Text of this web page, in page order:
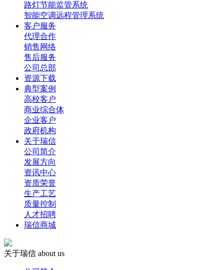
路灯节能监管系统
智能空调远程管理系统
客户服务
代理合作
销售网络
售后服务
公司总部
资源下载
典型案例
高校客户
商业综合体
企业客户
政府机构
关于瑞信
公司简介
发展方向
资讯中心
资质荣誉
生产工艺
质量控制
人才招聘
瑞信商城
关于瑞信 about us